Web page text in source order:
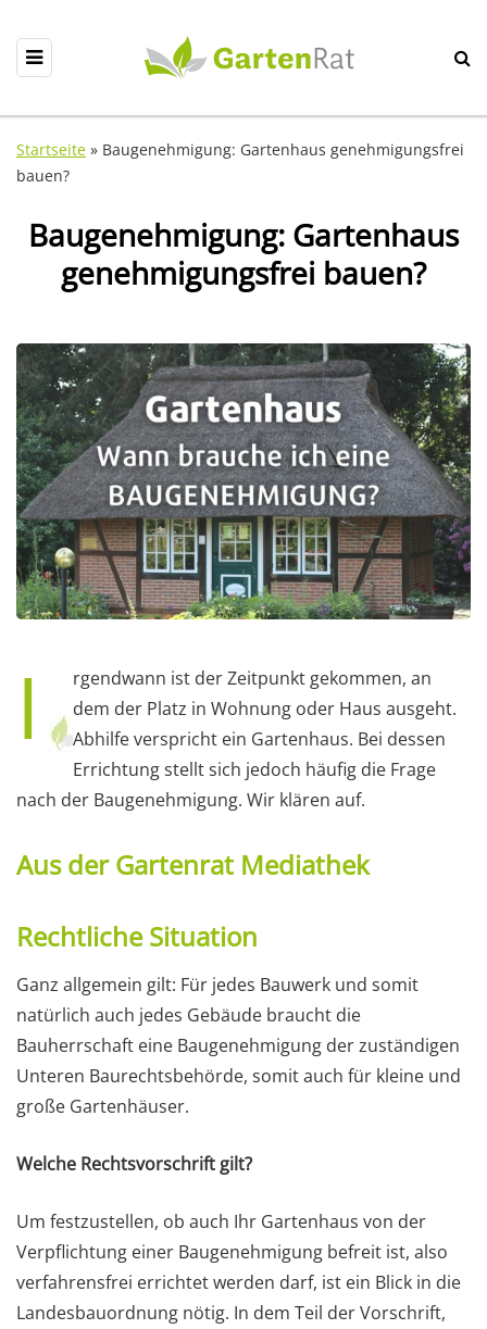
Startseite » Baugenehmigung: Gartenhaus genehmigungsfrei
bauen?
Baugenehmigung: Gartenhaus
genehmigungsfrei bauen?
I
rgendwann ist der Zeitpunkt gekommen, an
dem der Platz in Wohnung oder Haus ausgeht.
Abhilfe verspricht ein Gartenhaus. Bei dessen
Errichtung stellt sich jedoch häufig die Frage
nach der Baugenehmigung. Wir klären auf.
Aus der Gartenrat Mediathek
Rechtliche Situation
Ganz allgemein gilt: Für jedes Bauwerk und somit
natürlich auch jedes Gebäude braucht die
Bauherrschaft eine Baugenehmigung der zuständigen
Unteren Baurechtsbehörde, somit auch für kleine und
große Gartenhäuser.
Welche Rechtsvorschrift gilt?
Um festzustellen, ob auch Ihr Gartenhaus von der
Verpflichtung einer Baugenehmigung befreit ist, also
verfahrensfrei errichtet werden darf, ist ein Blick in die
Landesbauordnung nötig. In dem Teil der Vorschrift,